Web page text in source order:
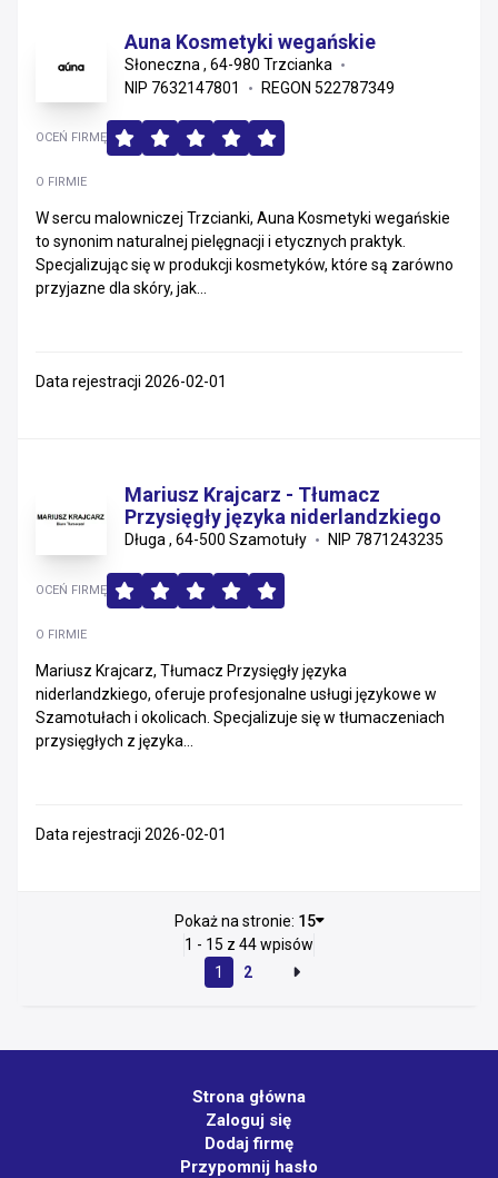
Auna Kosmetyki wegańskie
Słoneczna , 64-980 Trzcianka
NIP 7632147801
REGON 522787349
O FIRMIE
W sercu malowniczej Trzcianki, Auna Kosmetyki wegańskie
to synonim naturalnej pielęgnacji i etycznych praktyk.
Specjalizując się w produkcji kosmetyków, które są zarówno
przyjazne dla skóry, jak...
OCEŃ FIRMĘ
Data rejestracji 2026-02-01
Mariusz Krajcarz - Tłumacz
Przysięgły języka niderlandzkiego
Długa , 64-500 Szamotuły NIP 7871243235
O FIRMIE
Mariusz Krajcarz, Tłumacz Przysięgły języka
niderlandzkiego, oferuje profesjonalne usługi językowe w
Szamotułach i okolicach. Specjalizuje się w tłumaczeniach
przysięgłych z języka...
OCEŃ FIRMĘ
Data rejestracji 2026-02-01
Pokaż na stronie: 15
1 - 15 z 44 wpisów
1
2
Strona główna
Zaloguj się
Dodaj firmę
Przypomnij hasło